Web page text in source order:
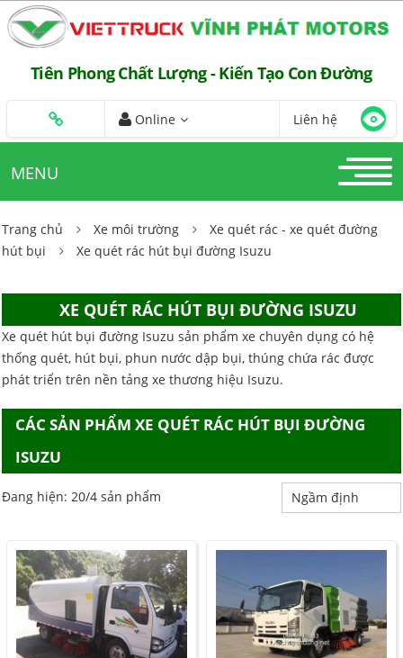
Tiên Phong Chất Lượng - Kiến Tạo Con Đường
Online Liên hệ
MENU
Trang chủ Xe môi trường
Xe quét rác - xe quét đường
hút bụi
Xe quét rác hút bụi đường Isuzu
XE QUÉT RÁC HÚT BỤI ĐƯỜNG ISUZU
Xe quét hút bụi đường Isuzu sản phẩm xe chuyên dụng có hệ
thống quét, hút bụi, phun nước dập bụi, thúng chứa rác được
phát triển trên nền tảng xe thương hiệu Isuzu.
CÁC SẢN PHẨM XE QUÉT RÁC HÚT BỤI ĐƯỜNG
ISUZU
Đang hiện: 20/4 sản phẩm